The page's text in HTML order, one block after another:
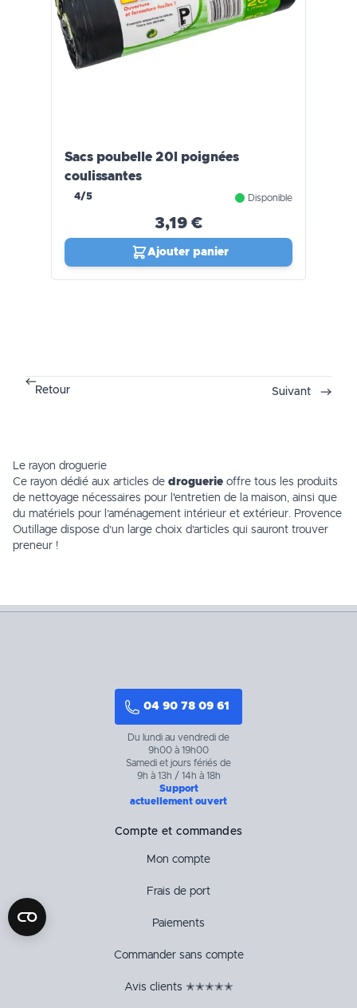
Sacs poubelle 20l poignées
coulissantes
4/5 Disponible
3,19 €
Ajouter panier
Retour Suivant
Le rayon droguerie
Ce rayon dédié aux articles de droguerie offre tous les produits
de nettoyage nécessaires pour l'entretien de la maison, ainsi que
du matériels pour l’aménagement intérieur et extérieur. Provence
Outillage dispose d’un large choix d’articles qui sauront trouver
preneur !
04 90 78 09 61
Du lundi au vendredi de
9h00 à 19h00
Samedi et jours fériés de
9h à 13h / 14h à 18h
Support
actuellement ouvert
Compte et commandes
Mon compte
Frais de port
Paiements
Commander sans compte
Avis clients ✭✭✭✭✭